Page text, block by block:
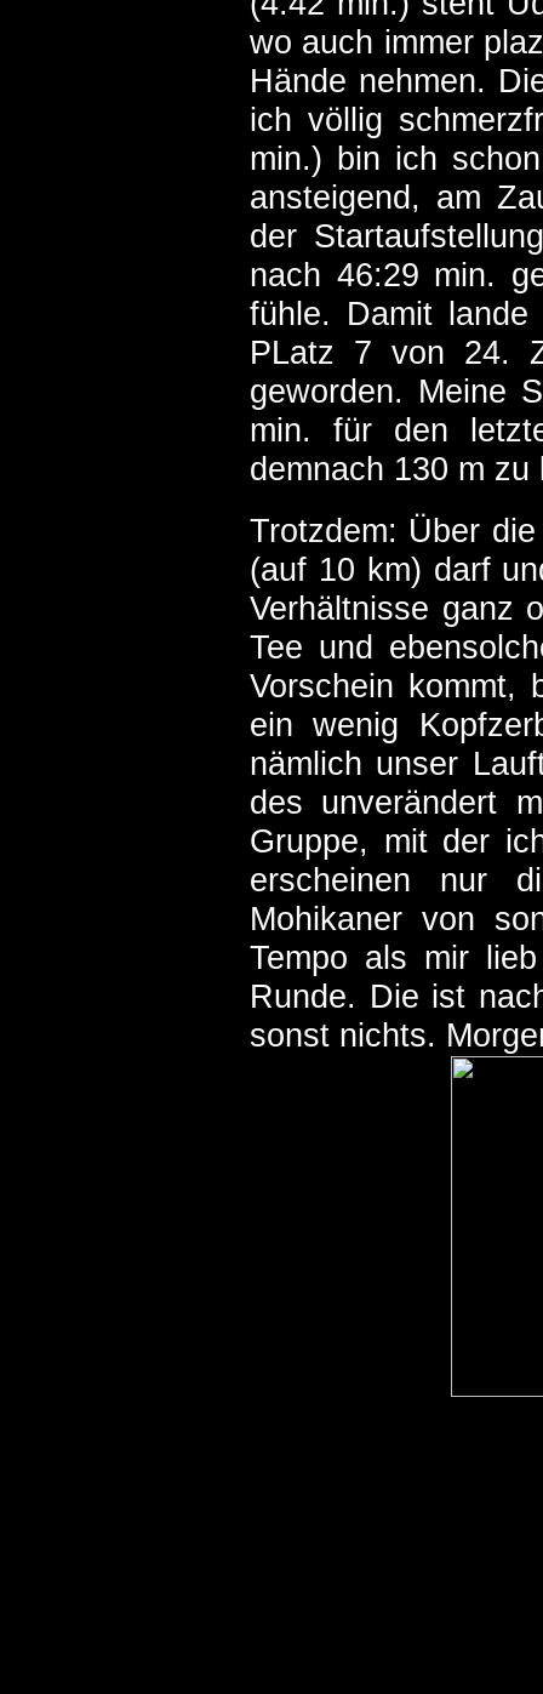
wo auch immer
Hände nehmen.
ich völlig
min.) bin ich
ansteigend, am
der
nach 46:29 min.
fühle. Damit
PLatz 7 von 24.
geworden. Meine
min. für den
demnach 130 m zu
Trotzdem: Über
(auf 10 km) darf
Verhältnisse ganz
Tee und
Vorschein kommt,
ein wenig
nämlich unser
des unverändert
Gruppe, mit der
erscheinen nur
Mohikaner von
Tempo als mir
Runde. Die ist
sonst nichts.